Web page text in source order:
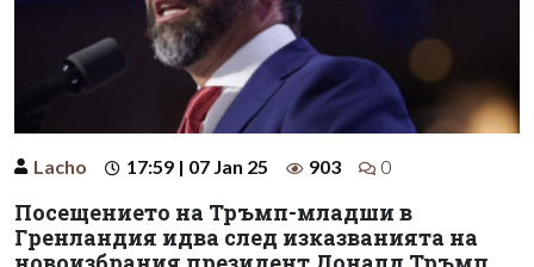
Lacho 17:59 | 07 Jan 25 903 0
Посещението на Тръмп-младши в
Гренландия идва след изказванията на